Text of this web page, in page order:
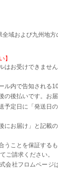
域および九州地
】
はお受けできませ
ル内で告知される
の後払いです。お
予定日に「発送日
にお届け」と記載
うことを保証する
ご請求ください。
会社フロムペー